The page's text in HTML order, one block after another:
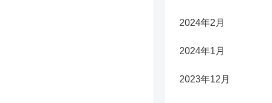
2024年2月
2024年1月
2023年12月